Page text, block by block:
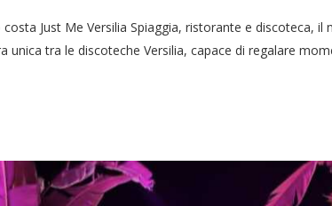
costa Just Me Versilia Spiaggia, ristorante e discoteca,
unica tra le discoteche Versilia, capace di regalare